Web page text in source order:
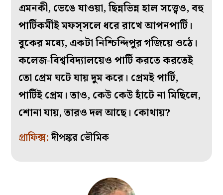
এমনকী, ভেঙে যাওয়া, ছিন্নভিন্ন হাল সত্ত্বেও, বহু
পার্টিকর্মীই মফস্‌সলে ধরে রাখে আপনপার্টি।
বুকের মধ্যে, একটা নিশ্চিন্দিপুর গজিয়ে ওঠে।
কলেজ-বিশ্ববিদ্যালয়েও পার্টি করতে করতেই
তো প্রেম ঘটে যায় দুম করে। প্রেমই পার্টি,
পার্টিই প্রেম। তাও, কেউ কেউ হাঁটে না মিছিলে,
শোনা যায়, তারও দল আছে। কোথায়?
গ্রাফিক্স:দীপঙ্কর ভৌমিক